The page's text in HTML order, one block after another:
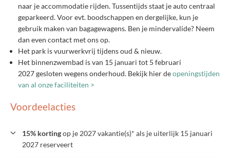
naar je accommodatie rijden. Tussentijds staat je auto centraal
geparkeerd. Voor evt. boodschappen en dergelijke, kun je
gebruik maken van bagagewagens. Ben je mindervalide? Neem
dan even contact met ons op.
Het park is vuurwerkvrij tijdens oud & nieuw.
Het binnenzwembad is van 15 januari tot 5 februari
2027 gesloten wegens onderhoud. Bekijk hier deopeningstijden
van al onze faciliteiten >
Voordeelacties
15% kortingop je 2027 vakantie(s)* als je uiterlijk 15 januari
2027 reserveert